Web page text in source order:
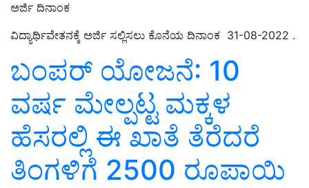
ಅರ್ಜಿ ದಿನಾಂಕ
ವಿದ್ಯಾರ್ಥಿವೇತನಕ್ಕೆ ಅರ್ಜಿ ಸಲ್ಲಿಸಲು ಕೊನೆಯ ದಿನಾಂಕ 31-08-2022 .
ಬಂಪರ್‌ ಯೋಜನೆ: 10
ವರ್ಷ ಮೇಲ್ಪಟ್ಟ ಮಕ್ಕಳ
ಹೆಸರಲ್ಲಿ ಈ ಖಾತೆ ತೆರೆದರೆ
ತಿಂಗಳಿಗೆ 2500 ರೂಪಾಯಿ